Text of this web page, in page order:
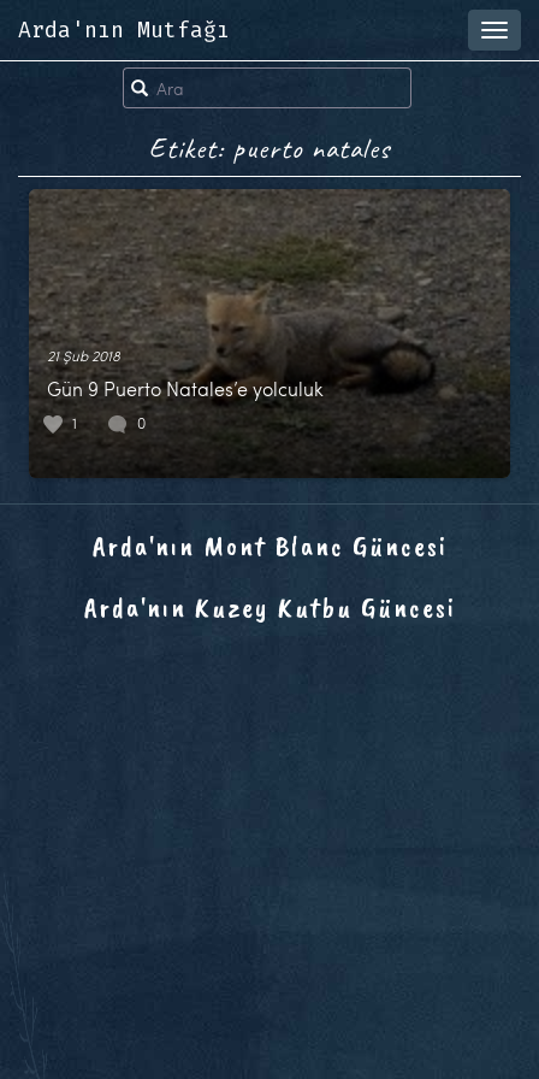
Arda'nın Mutfağı
Etiket: puerto natales
21 Şub 2018
Gün 9 Puerto Natales’e yolculuk
1 0
Arda'nın Mont Blanc Güncesi
Arda'nın Kuzey Kutbu Güncesi